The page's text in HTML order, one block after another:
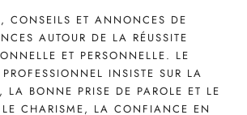
CONSEILS ET ANNONCES DE
AUTOUR DE LA RÉUSSITE
ET PERSONNELLE. LE
INSISTE SUR LA
LA BONNE PRISE DE PAROLE ET LE
LE CHARISME, LA CONFIANCE EN